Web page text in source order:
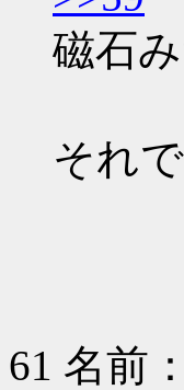
磁石
それ
61 名前：